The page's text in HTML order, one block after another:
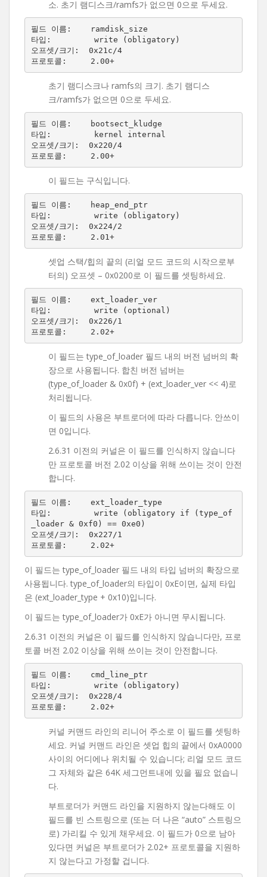
소. 초기 램디스크/ramfs가 없으면 0으로 두세요.
필드 이름:    ramdisk_size
타입:         write (obligatory)
오프셋/크기:  0x21c/4
프로토콜:     2.00+
초기 램디스크나 ramfs의 크기. 초기 램디스
크/ramfs가 없으면 0으로 두세요.
필드 이름:    bootsect_kludge
타입:         kernel internal
오프셋/크기:  0x220/4
프로토콜:     2.00+
이 필드는 구식입니다.
필드 이름:    heap_end_ptr
타입:         write (obligatory)
오프셋/크기:  0x224/2
프로토콜:     2.01+
셋업 스택/힙의 끝의 (리얼 모드 코드의 시작으로부
터의) 오프셋 – 0x0200로 이 필드를 셋팅하세요.
필드 이름:    ext_loader_ver
타입:         write (optional)
오프셋/크기:  0x226/1
프로토콜:     2.02+
이 필드는 type_of_loader 필드 내의 버전 넘버의 확
장으로 사용됩니다. 합친 버전 넘버는
(type_of_loader & 0x0f) + (ext_loader_ver << 4)로
처리됩니다.
이 필드의 사용은 부트로더에 따라 다릅니다. 안쓰이
면 0입니다.
2.6.31 이전의 커널은 이 필드를 인식하지 않습니다
만 프로토콜 버전 2.02 이상을 위해 쓰이는 것이 안전
합니다.
필드 이름:    ext_loader_type
타입:         write (obligatory if (type_of
_loader & 0xf0) == 0xe0)
오프셋/크기:  0x227/1
프로토콜:     2.02+
이 필드는 type_of_loader 필드 내의 타입 넘버의 확장으로
사용됩니다. type_of_loader의 타입이 0xE이면, 실제 타입
은 (ext_loader_type + 0x10)입니다.
이 필드는 type_of_loader가 0xE가 아니면 무시됩니다.
2.6.31 이전의 커널은 이 필드를 인식하지 않습니다만, 프로
토콜 버전 2.02 이상을 위해 쓰이는 것이 안전합니다.
필드 이름:    cmd_line_ptr
타입:         write (obligatory)
오프셋/크기:  0x228/4
프로토콜:     2.02+
커널 커맨드 라인의 리니어 주소로 이 필드를 셋팅하
세요. 커널 커맨드 라인은 셋업 힙의 끝에서 0xA0000
사이의 어디에나 위치될 수 있습니다; 리얼 모드 코드
그 자체와 같은 64K 세그먼트내에 있을 필요 없습니
다.
부트로더가 커맨드 라인을 지원하지 않는다해도 이
필드를 빈 스트링으로 (또는 더 나은 “auto” 스트링으
로) 가리킬 수 있게 채우세요. 이 필드가 0으로 남아
있다면 커널은 부트로더가 2.02+ 프로토콜을 지원하
지 않는다고 가정할 겁니다.